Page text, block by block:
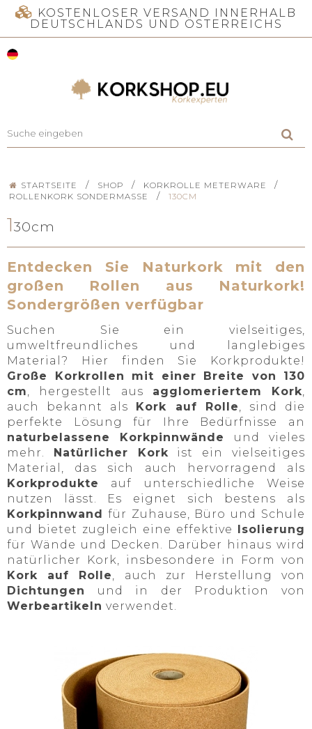
KOSTENLOSER VERSAND INNERHALB
DEUTSCHLANDS UND ÖSTERREICHS
STARTSEITE / SHOP / KORKROLLE METERWARE /
ROLLENKORK SONDERMASSE / 130CM
130cm
Entdecken Sie Naturkork mit den
großen Rollen aus Naturkork!
Sondergrößen verfügbar
Suchen Sie ein vielseitiges,
umweltfreundliches und langlebiges
Material? Hier finden Sie Korkprodukte!
Große Korkrollen mit einer Breite von 130
cm
, hergestellt aus agglomeriertem Kork
auch bekannt als Kork auf Rolle , sind die
perfekte Lösung für Ihre Bedürfnisse an
naturbelassene Korkpinnwände
und vieles
mehr. Natürlicher Kork ist ein vielseitiges
Material, das sich auch hervorragend als
Korkprodukte
auf unterschiedliche Weise
nutzen lässt. Es eignet sich bestens als
Korkpinnwand für Zuhause, Büro und Schule
und bietet zugleich eine effektive Isolierung
für Wände und Decken. Darüber hinaus wird
natürlicher Kork, insbesondere in Form von
Kork auf Rolle
, auch zur Herstellung von
Dichtungen
und in der Produktion von
Werbeartikeln verwendet.